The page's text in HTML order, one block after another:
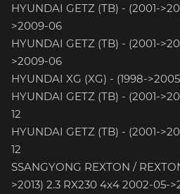
HYUNDAI GETZ (TB) - (2001-
>2009-06
HYUNDAI GETZ (TB) - (2001-
>2009-06
HYUNDAI XG (XG) - (1998-
HYUNDAI GETZ (TB) - (2001-
12
HYUNDAI GETZ (TB) - (2001-
12
SSANGYONG REXTON /
>2013) 2.3 RX230 4x4 2002-05-